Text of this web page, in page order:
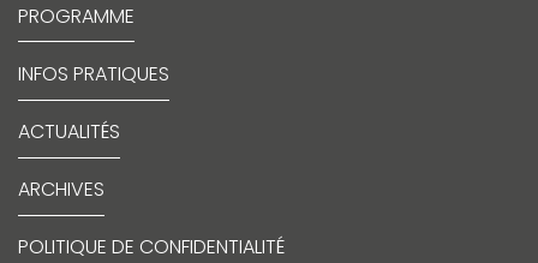
PROGRAMME
INFOS PRATIQUES
ACTUALITÉS
ARCHIVES
POLITIQUE DE CONFIDENTIALITÉ